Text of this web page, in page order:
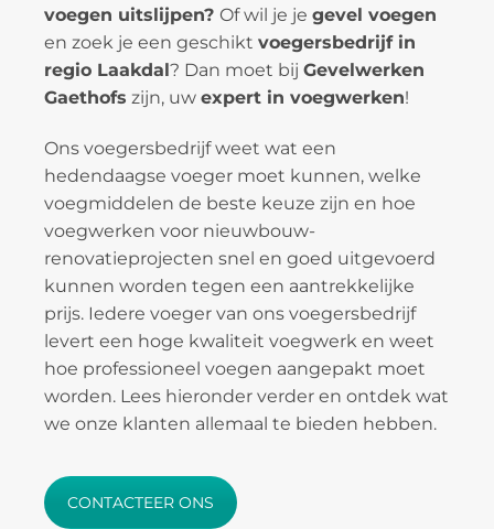
voegen uitslijpen? Of wil je je gevel voegen
en zoek je een geschikt voegersbedrijf in
regio Laakdal ? Dan moet bij Gevelwerken
Gaethofs zijn, uw expert in voegwerken!
Ons voegersbedrijf weet wat een
hedendaagse voeger moet kunnen, welke
voegmiddelen de beste keuze zijn en hoe
voegwerken voor nieuwbouw-
renovatieprojecten snel en goed uitgevoerd
kunnen worden tegen een aantrekkelijke
prijs. Iedere voeger van ons voegersbedrijf
levert een hoge kwaliteit voegwerk en weet
hoe professioneel voegen aangepakt moet
worden. Lees hieronder verder en ontdek wat
we onze klanten allemaal te bieden hebben.
CONTACTEER ONS